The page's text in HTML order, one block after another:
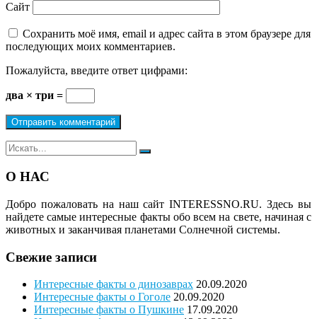
Сайт
Сохранить моё имя, email и адрес сайта в этом браузере для
последующих моих комментариев.
Пожалуйста, введите ответ цифрами:
два × три =
Поиск
для:
Поиск
О НАС
Добро пожаловать на наш сайтINTERESSNO.RU. Здесь вы
найдете самые интересные факты обо всем на свете, начиная с
животных и заканчивая планетами Солнечной системы.
Свежие записи
Интересные факты о динозаврах 20.09.2020
Интересные факты о Гоголе 20.09.2020
Интересные факты о Пушкине 17.09.2020